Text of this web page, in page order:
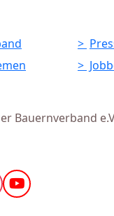
Bauernverband